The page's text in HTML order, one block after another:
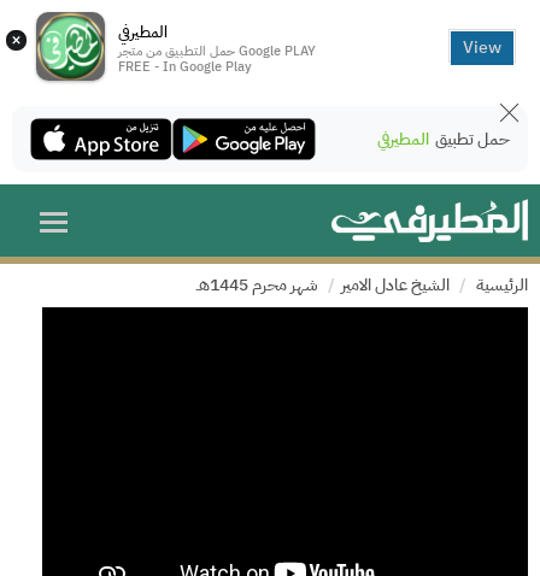
× المطيرفي
حمل التطبيق من متجر Google PLAY
FREE - In Google Play
View
حمل تطبيق المطيرفي
الرئيسية الشيخ عادل الامير شهر محرم 1445هـ